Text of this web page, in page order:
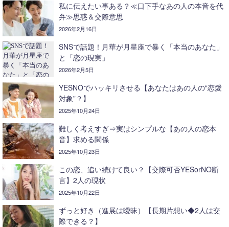
私に伝えたい事ある？≪口下手なあの人の本音を代
弁≫思惑＆交際意思
2026年2月16日
SNSで話題！月華が月星座で暴く「本当のあなた」
と「恋の現実」
2026年2月5日
YESNOでハッキリさせる【あなたはあの人の“恋愛
対象”？】
2025年10月24日
難しく考えすぎ⇒実はシンプルな【あの人の恋本
音】求める関係
2025年10月23日
この恋、追い続けて良い？【交際可否YESorNO断
言】2人の現状
2025年10月22日
ずっと好き（進展は曖昧）【長期片想い◆2人は交
際できる？】